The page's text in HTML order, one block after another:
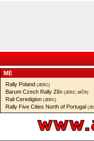
ME
Rally Poland (JERC)
Barum Czech Rally Zlín (JERC, MČR)
Rali Ceredigion (JERC)
Rally Five Cities North of Portugal